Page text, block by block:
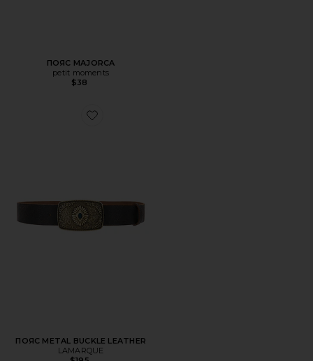
ПОЯС MAJORCA
petit moments
$38
Favorite ПОЯС METAL BUCKLE LEATHER
ПОЯС METAL BUCKLE LEATHER
LAMARQUE